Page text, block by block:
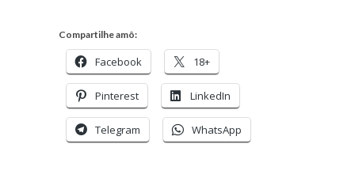
Compartilhe amô:
Facebook 18+
Pinterest LinkedIn
Telegram WhatsApp